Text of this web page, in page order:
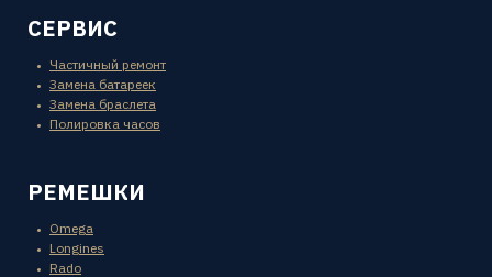
СЕРВИС
Частичный ремонт
Замена батареек
Замена браслета
Полировка часов
РЕМЕШКИ
Omega
Longines
Rado